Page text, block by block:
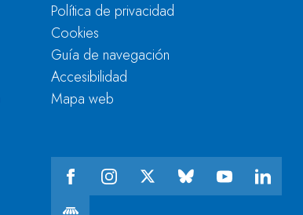
Política de privacidad
Cookies
Guía de navegación
Accesibilidad
Mapa web